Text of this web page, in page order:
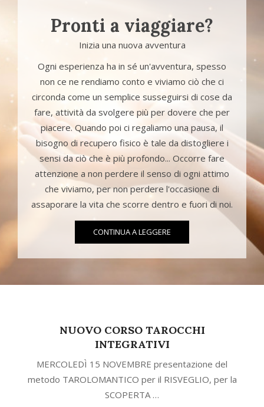
Pronti a viaggiare?
Inizia una nuova avventura
Ogni esperienza ha in sé un'avventura, spesso
non ce ne rendiamo conto e viviamo ciò che ci
circonda come un semplice susseguirsi di cose da
fare, attività da svolgere più per dovere che per
piacere. Quando poi ci regaliamo una pausa, il
bisogno di recupero fisico è tale da distogliere i
sensi da ciò che è più profondo... Occorre fare
attenzione a non perdere il senso di ogni attimo
che viviamo, per non perdere l'occasione di
assaporare la vita che scorre dentro e fuori di noi.
CONTINUA A LEGGERE
NUOVO CORSO TAROCCHI
INTEGRATIVI
MERCOLEDÌ 15 NOVEMBRE presentazione del
metodo TAROLOMANTICO per il RISVEGLIO, per la
SCOPERTA …